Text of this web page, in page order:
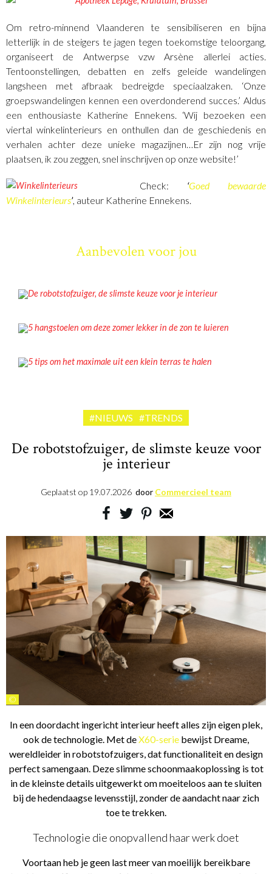
Om retro-minnend Vlaanderen te sensibiliseren en bijna
letterlijk in de steigers te jagen tegen toekomstige teloorgang,
organiseert de Antwerpse vzw Arsène allerlei acties.
Tentoonstellingen, debatten en zelfs geleide wandelingen
langsheen met afbraak bedreigde speciaalzaken. ‘Onze
groepswandelingen kennen een overdonderend succes.’ Aldus
een enthousiaste Katherine Ennekens. ‘Wij bezoeken een
viertal winkelinterieurs en onthullen dan de geschiedenis en
verhalen achter deze unieke magazijnen…Er zijn nog vrije
plaatsen, ik zou zeggen, snel inschrijven op onze website!’
Check: ‘Goed bewaarde
Winkelinterieurs’, auteur Katherine Ennekens.
Aanbevolen voor jou
#NIEUWS #TRENDS
De robotstofzuiger, de slimste keuze voor
je interieur
Geplaatst op 19.07.2026 door Commercieel team
©
In een doordacht ingericht interieur heeft alles zijn eigen plek,
ook de technologie. Met deX60-serie bewijst Dreame,
wereldleider in robotstofzuigers, dat functionaliteit en design
perfect samengaan. Deze slimme schoonmaakoplossing is tot
in de kleinste details uitgewerkt om moeiteloos aan te sluiten
bij de hedendaagse levensstijl, zonder de aandacht naar zich
toe te trekken.
Technologie die onopvallend haar werk doet
Voortaan heb je geen last meer van moeilijk bereikbare